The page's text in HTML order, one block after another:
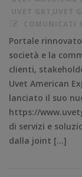
Portale
società e la
clienti,
Uvet American
lanciato il suo
https://
di servizi e
dalla joint […]